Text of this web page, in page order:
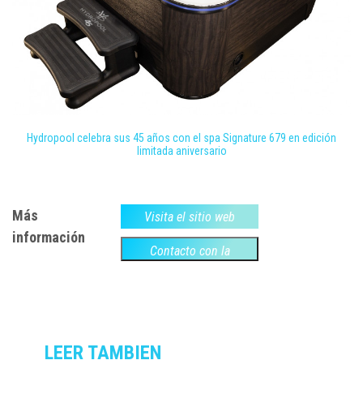
Hydropool celebra sus 45 años con el spa Signature 679 en edición
limitada aniversario
Más
información
Visita el sitio web
Contacto con la
LEER TAMBIEN